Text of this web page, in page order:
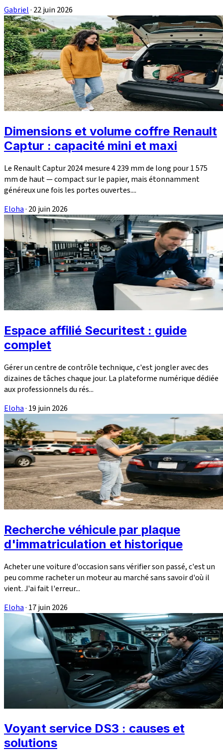
Gabriel· 22 juin 2026
Dimensions et volume coffre Renault
Captur : capacité mini et maxi
Le Renault Captur 2024 mesure 4 239 mm de long pour 1 575
mm de haut — compact sur le papier, mais étonnamment
généreux une fois les portes ouvertes....
Eloha· 20 juin 2026
Espace affilié Securitest : guide
complet
Gérer un centre de contrôle technique, c'est jongler avec des
dizaines de tâches chaque jour. La plateforme numérique dédiée
aux professionnels du rés...
Eloha· 19 juin 2026
Recherche véhicule par plaque
d'immatriculation et historique
Acheter une voiture d'occasion sans vérifier son passé, c'est un
peu comme racheter un moteur au marché sans savoir d'où il
vient. J'ai fait l'erreur...
Eloha· 17 juin 2026
Voyant service DS3 : causes et
solutions